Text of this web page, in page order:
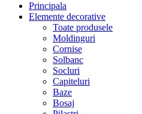
Principala
Elemente decorative
Toate produsele
Moldinguri
Cornise
Solbanc
Socluri
Capiteluri
Baze
Bosaj